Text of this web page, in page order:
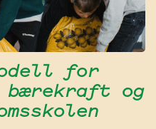
for
og